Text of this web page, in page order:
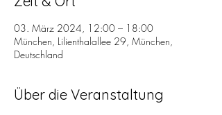
03. März 2024, 12:00 – 18:00
München, Lilienthalallee 29, München,
Deutschland
Über die Veranstaltung